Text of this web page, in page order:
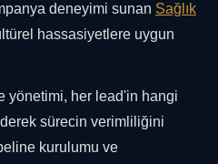
deneyimi sunan Sağlık
hassasiyetlere uygun
yönetimi, her lead'in hangi
sürecin verimliliğini
kurulumu ve